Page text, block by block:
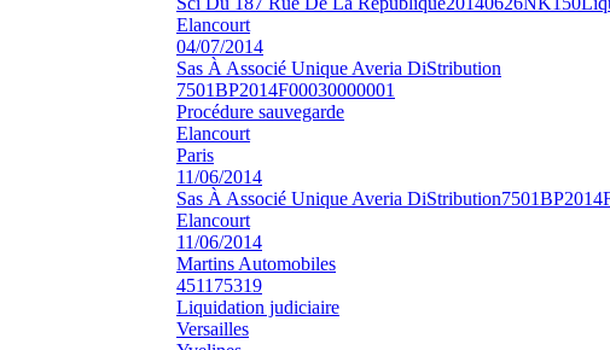
Elancourt
04/07/2014
Sas À Associé Unique Averia DiStribution
7501BP2014F00030000001
Procédure sauvegarde
Elancourt
Paris
11/06/2014
Sas À Associé Unique Averia DiStribution
Elancourt
11/06/2014
Martins Automobiles
451175319
Liquidation judiciaire
Versailles